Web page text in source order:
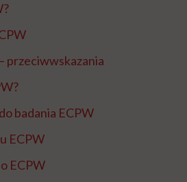
przeciwwskazania
badania ECPW
ECPW
ECPW